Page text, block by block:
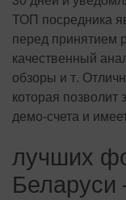
ТОП посредника
перед принятием
качественный
обзоры и т.
которая
демо-счета и
лучших